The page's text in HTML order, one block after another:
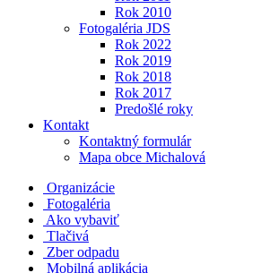
Rok 2010
Fotogaléria JDS
Rok 2022
Rok 2019
Rok 2018
Rok 2017
Predošlé roky
Kontakt
Kontaktný formulár
Mapa obce Michalová
Organizácie
Fotogaléria
Ako vybaviť
Tlačivá
Zber odpadu
Mobilná aplikácia